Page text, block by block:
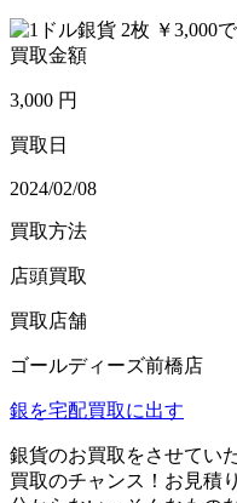
買取金額
3,000 円
買取日
2024/02/08
買取方法
店頭買取
買取店舗
ゴールディーズ前橋店
銀を宅配買取に出す
銀貨のお買取をさせてい
買取のチャンス！お見積